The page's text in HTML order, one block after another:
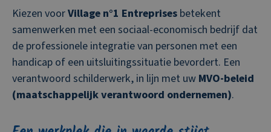
Kiezen voorVillage n°1 Entreprises betekent
samenwerken met een sociaal-economisch bedrijf dat
de professionele integratie van personen met een
handicap of een uitsluitingssituatie bevordert. Een
verantwoord schilderwerk, in lijn met uw MVO-beleid
(maatschappelijk verantwoord ondernemen).